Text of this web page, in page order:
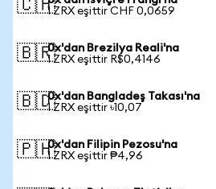
🇨🇭1 ZRX eşittir CHF 0,0659
🇧🇷0x'dan Brezilya Reali'na
1 ZRX eşittir R$0,4146
🇧🇩0x'dan Bangladeş Takası'na
1 ZRX eşittir ৳10,07
🇵🇭0x'dan Filipin Pezosu'na
1 ZRX eşittir ₱4,96